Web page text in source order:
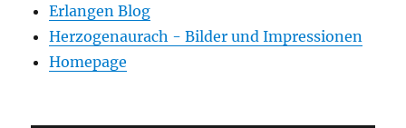
Erlangen Blog
Herzogenaurach - Bilder und Impressionen
Homepage